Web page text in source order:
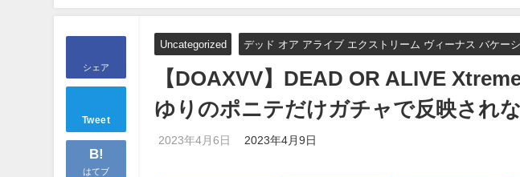
シェア
Tweet
B!
はてブ
Uncategorized デッド オア アライブ エクストリーム ヴィーナス バケー
【DOAXVV】DEAD OR ALIVE
ゆりのポニテだけガチャで反映され
2023年4月6日 2023年4月9日